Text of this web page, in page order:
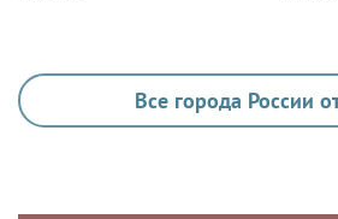
Все города России